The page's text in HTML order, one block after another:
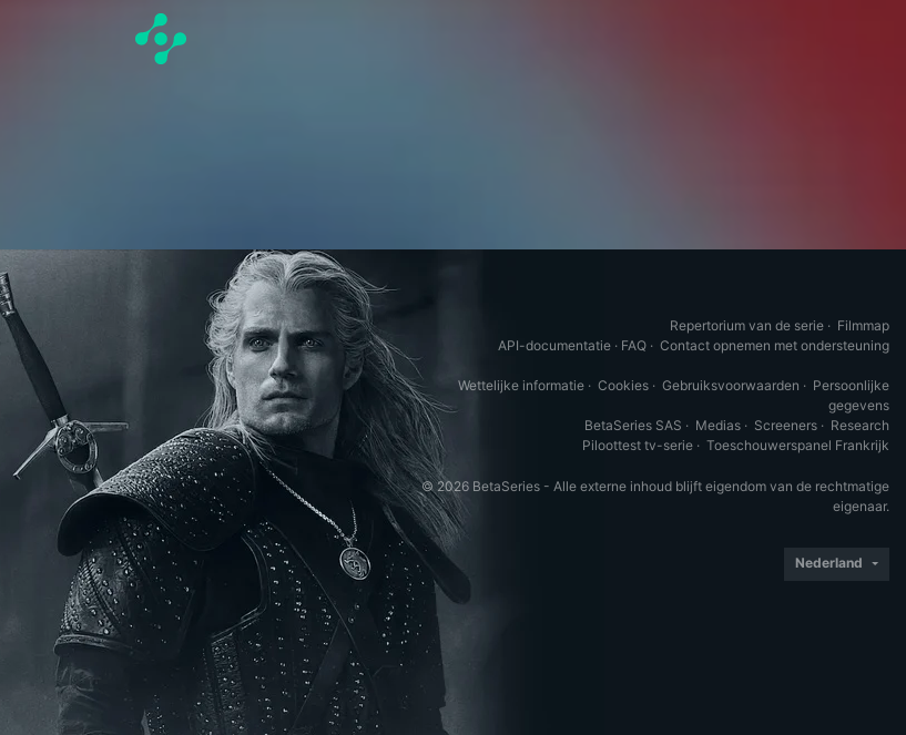
Repertorium van de serie · Filmmap
API-documentatie · FAQ · Contact opnemen met ondersteuning
Wettelijke informatie · Cookies · Gebruiksvoorwaarden · Persoonlijke
gegevens
BetaSeries SAS · Medias · Screeners · Research
Piloottest tv-serie · Toeschouwerspanel Frankrijk
© 2026 BetaSeries - Alle externe inhoud blijft eigendom van de rechtmatige
eigenaar.
Nederland